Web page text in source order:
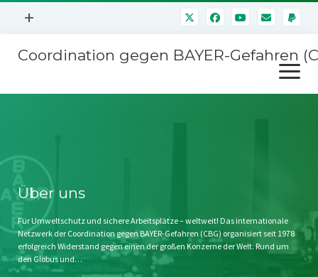
Menü
+
Mitmachen
Kontakt
Impressum
Störfälle
Coordination gegen BAYER-Gefahren
Menü
öffnen
Stichwort BAYER
Jahrestagung
SPENDEN
Über uns
Für Umweltschutz und sichere Arbeitsplätze – weltweit! Das internationale
Netzwerk der Coordination gegen BAYER-Gefahren (CBG) organisiert seit 1978
erfolgreich Widerstand gegen einen der großen Konzerne der Welt. Rund um
den Globus und…